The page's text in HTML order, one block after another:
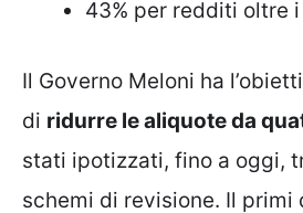
43% per redditi oltre
Il Governo Meloni ha
di ridurre le aliquote da
stati ipotizzati, fino a oggi,
schemi di revisione. Il primi